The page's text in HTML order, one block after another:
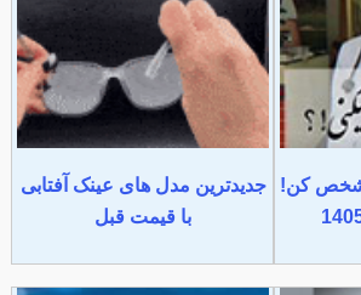
مشخص کن!
جدیدترین مدل های عینک آفتابی
با قیمت قبل